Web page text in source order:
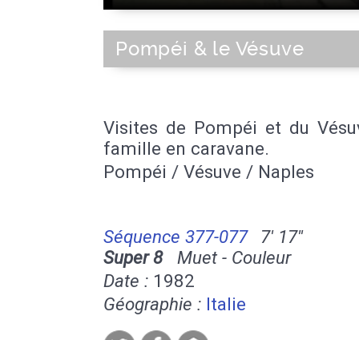
Pompéi & le Vésuve
Visites de Pompéi et du
famille en caravane.
Pompéi / Vésuve / Naples
Séquence 377-077
7' 17''
Super 8Muet - Couleur
Date : 1982
Géographie : Italie